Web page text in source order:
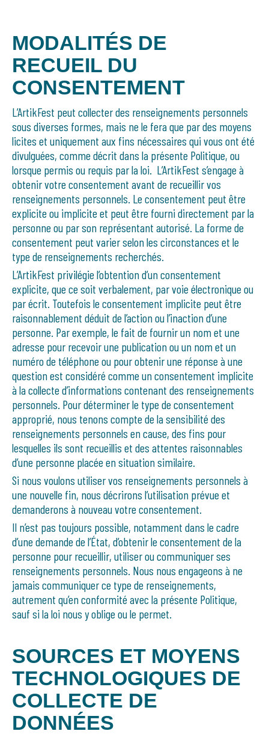
MODALITÉS DE
RECUEIL DU
CONSENTEMENT
L’ArtikFest peut collecter des renseignements personnels
sous diverses formes, mais ne le fera que par des moyens
licites et uniquement aux fins nécessaires qui vous ont été
divulguées, comme décrit dans la présente Politique, ou
lorsque permis ou requis par la loi. L’ArtikFest s’engage à
obtenir votre consentement avant de recueillir vos
renseignements personnels. Le consentement peut être
explicite ou implicite et peut être fourni directement par la
personne ou par son représentant autorisé. La forme de
consentement peut varier selon les circonstances et le
type de renseignements recherchés.
L’ArtikFest privilégie l’obtention d’un consentement
explicite, que ce soit verbalement, par voie électronique ou
par écrit. Toutefois le consentement implicite peut être
raisonnablement déduit de l’action ou l’inaction d’une
personne. Par exemple, le fait de fournir un nom et une
adresse pour recevoir une publication ou un nom et un
numéro de téléphone ou pour obtenir une réponse à une
question est considéré comme un consentement implicite
à la collecte d’informations contenant des renseignements
personnels. Pour déterminer le type de consentement
approprié, nous tenons compte de la sensibilité des
renseignements personnels en cause, des fins pour
lesquelles ils sont recueillis et des attentes raisonnables
d’une personne placée en situation similaire.
Si nous voulons utiliser vos renseignements personnels à
une nouvelle fin, nous décrirons l’utilisation prévue et
demanderons à nouveau votre consentement.
Il n’est pas toujours possible, notamment dans le cadre
d’une demande de l’État, d’obtenir le consentement de la
personne pour recueillir, utiliser ou communiquer ses
renseignements personnels. Nous nous engageons à ne
jamais communiquer ce type de renseignements,
autrement qu’en conformité avec la présente Politique,
sauf si la loi nous y oblige ou le permet.
SOURCES ET MOYENS
TECHNOLOGIQUES DE
COLLECTE DE
DONNÉES